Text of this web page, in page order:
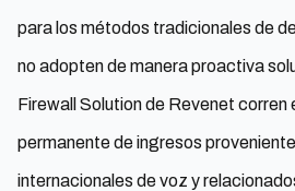
para los métodos tradicionales de
no adopten de manera proactiva
Firewall Solution de Revenet corren
permanente de ingresos
internacionales de voz y